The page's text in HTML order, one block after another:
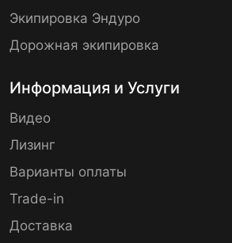
Экипировка Эндуро
Дорожная экипировка
Информация и Услуги
Видео
Лизинг
Варианты оплаты
Trade-in
Доставка